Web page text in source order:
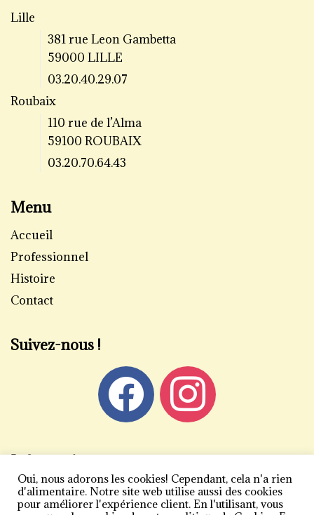
Lille
381 rue Leon Gambetta
59000 LILLE
03.20.40.29.07
Roubaix
110 rue de l’Alma
59100 ROUBAIX
03.20.70.64.43
Menu
Accueil
Professionnel
Histoire
Contact
Suivez-nous !
Informations
Mentions légales
Politique de confidentialité
Oui, nous adorons les cookies! Cependant, cela n'a rien
d'alimentaire. Notre site web utilise aussi des cookies
pour améliorer l'expérience client. En l'utilisant, vous